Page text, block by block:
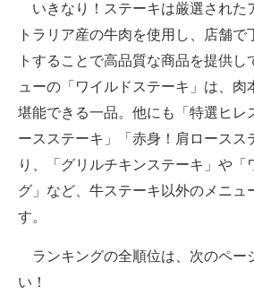
いきなり！ステーキは厳選された
トラリア産の牛肉を使用し、店舗で
トすることで高品質な商品を提供し
ューの「ワイルドステーキ」は、肉
堪能できる一品。他にも「特選ヒレ
ースステーキ」「赤身！肩ロースス
り、「グリルチキンステーキ」や「
グ」など、牛ステーキ以外のメニュ
す。
ランキングの全順位は、次のペー
い！